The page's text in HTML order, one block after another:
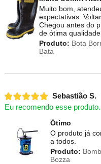
Muito bom,
expectativas.
Chegou antes do
de ótima qualidade.
Produto: Bota
Bata
Sebastião S.
Eu recomendo esse produto.
Ótimo
O produto já
a todos.
Produto:
Bozza